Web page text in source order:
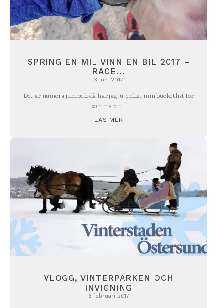
SPRING EN MIL VINN EN BIL 2017 –
RACE...
3 juni 2017
Det är numera juni och då har jag ju, enligt min bucketlist för
sommaren...
LÄS MER
VLOGG, VINTERPARKEN OCH
INVIGNING
6 februari 2017